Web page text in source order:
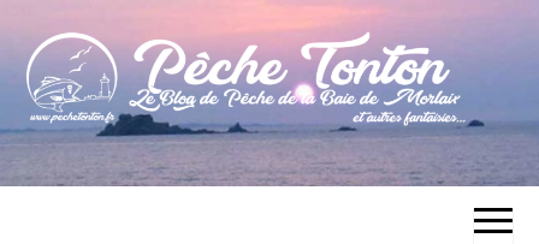
content
Pêche
Le blog
de